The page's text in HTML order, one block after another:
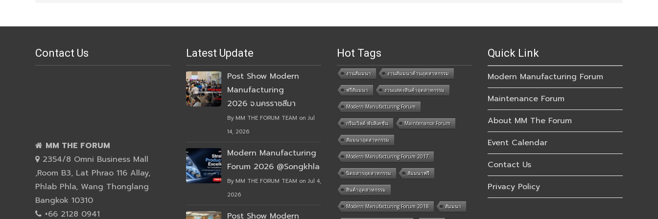
Contact Us
MM THE FORUM
2354/8 Omni Business Mall
,Room B3, Lat Phrao 116 Allay,
Phlab Phla, Wang Thonglang
Bangkok 10310
+66 2128 0941
Latest Update
Post Show Modern
Manufacturing
2026 จ.นครราชสีมา
By MM THE FORUM TEAM on Jul
14, 2026
Modern Manufacturing
Forum 2026 @Songkhla
By MM THE FORUM TEAM on Jul 4,
2026
Post Show Modern
Hot Tags
งานสัมมนา งานสัมมนาด้านอุตสาหกรรม
ฟรีสัมมนา งานแสดงสินค้าอุตสาหกรรม
Modern Manufacturing Forum
กรีนเวิลด์ พับลิเคชั่น Maintenance Forum
สัมมนาอุตสาหกรรม
Modern Manufacturing Forum 2017
นิตยสารอุตสาหกรรม สัมมนาฟรี
สินค้าอุตสาหกรรม
Modern Manufacturing Forum 2018 สัมมนา
Quick Link
Modern Manufacturing Forum
Maintenance Forum
About MM The Forum
Event Calendar
Contact Us
Privacy Policy